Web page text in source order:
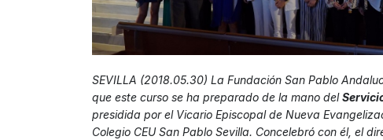
SEVILLA (2018.05.30) La Fundación San Pablo
que este curso se ha preparado de la mano del
presidida por el Vicario Episcopal de Nueva
Colegio CEU San Pablo Sevilla. Concelebró con él, el